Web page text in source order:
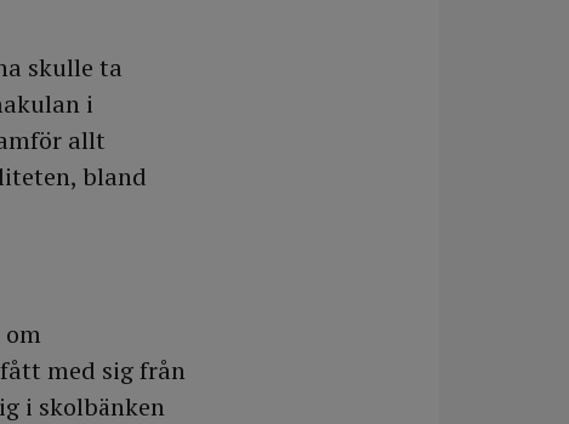
skulle ta
i
allt
bland
med sig från
i skolbänken